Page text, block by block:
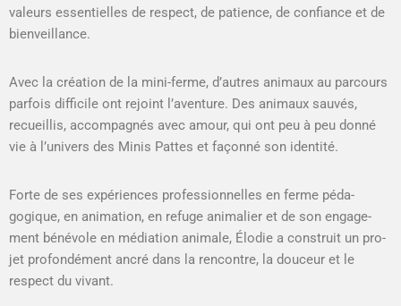
valeurs essen­tielles de respect, de patience, de con­fi­ance et de
bien­veil­lance.
Avec la créa­tion de la mini-ferme, d’autres ani­maux au par­cours
par­fois dif­fi­cile ont rejoint l’aventure. Des ani­maux sauvés,
recueil­lis, accom­pa­g­nés avec amour, qui ont peu à peu don­né
vie à l’univers des Min­is Pattes et façon­né son iden­tité.
Forte de ses expéri­ences pro­fes­sion­nelles en ferme péd­a­
gogique, en ani­ma­tion, en refuge ani­malier et de son engage­
ment bénév­ole en médi­a­tion ani­male, Élodie a con­stru­it un pro­
jet pro­fondé­ment ancré dans la ren­con­tre, la douceur et le
respect du vivant.